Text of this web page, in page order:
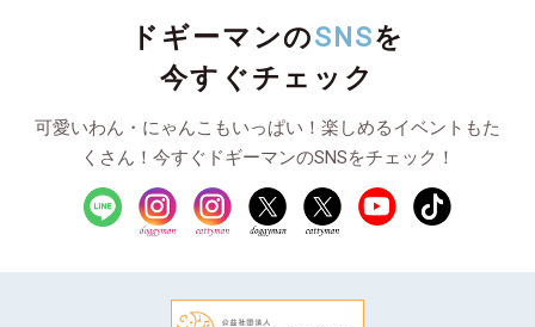
ドギーマンのSNSを
今すぐチェック
可愛いわん・にゃんこもいっぱい！楽しめるイベントもた
くさん！今すぐドギーマンのSNSをチェック！